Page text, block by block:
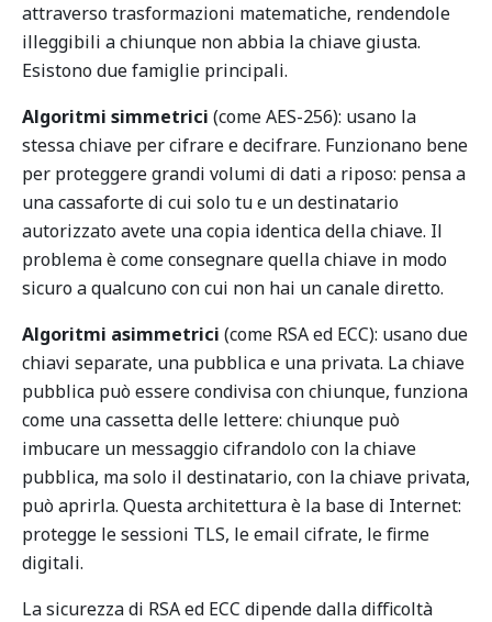
attraverso trasformazioni matematiche, rendendole
illeggibili a chiunque non abbia la chiave giusta.
Esistono due famiglie principali.
Algoritmi simmetrici (come AES-256): usano la
stessa chiave per cifrare e decifrare. Funzionano bene
per proteggere grandi volumi di dati a riposo: pensa a
una cassaforte di cui solo tu e un destinatario
autorizzato avete una copia identica della chiave. Il
problema è come consegnare quella chiave in modo
sicuro a qualcuno con cui non hai un canale diretto.
Algoritmi asimmetrici (come RSA ed ECC): usano due
chiavi separate, una pubblica e una privata. La chiave
pubblica può essere condivisa con chiunque, funziona
come una cassetta delle lettere: chiunque può
imbucare un messaggio cifrandolo con la chiave
pubblica, ma solo il destinatario, con la chiave privata,
può aprirla. Questa architettura è la base di Internet:
protegge le sessioni TLS, le email cifrate, le firme
digitali.
La sicurezza di RSA ed ECC dipende dalla difficoltà